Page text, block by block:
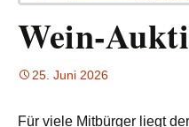
Wein-
25. Juni 2026
Für viele Mitbürger liegt